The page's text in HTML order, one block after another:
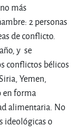
más
2 personas
de conflicto.
y se
conflictos bélicos
Yemen,
en forma
alimentaria. No
ideológicas o